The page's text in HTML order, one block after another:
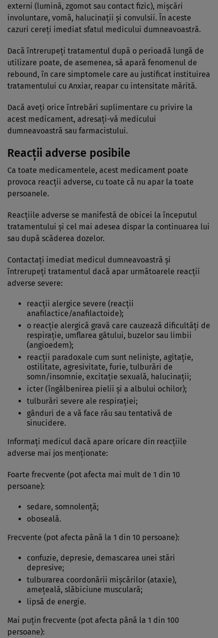
externi (lumină, zgomot sau contact fizic), mişcări
involuntare, vomă, halucinaţii şi convulsii. În aceste
cazuri cereţi imediat sfatul medicului dumneavoastră.
Dacă întrerupeţi tratamentul după o perioadă lungă de
utilizare poate, de asemenea, să apară fenomenul de
rebound, în care simptomele care au justificat instituirea
tratamentului cu Anxiar, reapar cu intensitate mărită.
Dacă aveţi orice întrebări suplimentare cu privire la
acest medicament, adresaţi-vă medicului
dumneavoastră sau farmacistului.
Reacții adverse posibile
Ca toate medicamentele, acest medicament poate
provoca reacţii adverse, cu toate că nu apar la toate
persoanele.
Reacţiile adverse se manifestă de obicei la începutul
tratamentului şi cel mai adesea dispar la continuarea lui
sau după scăderea dozelor.
Contactaţi imediat medicul dumneavoastră şi
întrerupeţi tratamentul dacă apar următoarele reacţii
adverse severe:
reacţii alergice severe (reacţii
anafilactice/anafilactoide);
o reacţie alergică gravă care cauzează dificultăţi de
respiraţie, umflarea gâtului, buzelor sau limbii
(angioedem);
reacţii paradoxale cum sunt nelinişte, agitaţie,
ostilitate, agresivitate, furie, tulburări de
somn/insomnie, excitaţie sexuală, halucinaţii;
icter (îngălbenirea pielii şi a albului ochilor);
tulburări severe ale respiraţiei;
gânduri de a vă face rău sau tentativă de
sinucidere.
Informaţi medicul dacă apare oricare din reacţiile
adverse mai jos menţionate:
Foarte frecvente (pot afecta mai mult de 1 din 10
persoane):
sedare, somnolenţă;
oboseală.
Frecvente (pot afecta până la 1 din 10 persoane):
confuzie, depresie, demascarea unei stări
depresive;
tulburarea coordonării mişcărilor (ataxie),
ameţeală, slăbiciune musculară;
lipsă de energie.
Mai puţin frecvente (pot afecta până la 1 din 100
persoane):